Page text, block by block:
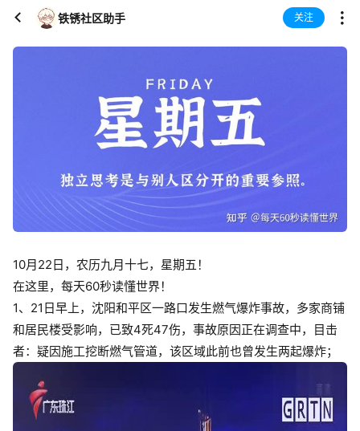
铁锈社区助手 关注
10月22日，农历九月十七，星期五！
在这里，每天60秒读懂世界！
1、21日早上，沈阳和平区一路口发生燃气爆炸事故，多家商铺
和居民楼受影响，已致4死47伤，事故原因正在调查中，目击
者：疑因施工挖断燃气管道，该区域此前也曾发生两起爆炸；